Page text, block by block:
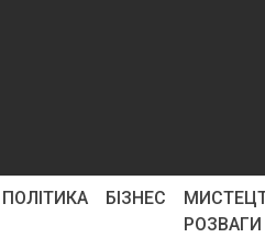
ПОЛІТИКА БІЗНЕС
РОЗВАГИ